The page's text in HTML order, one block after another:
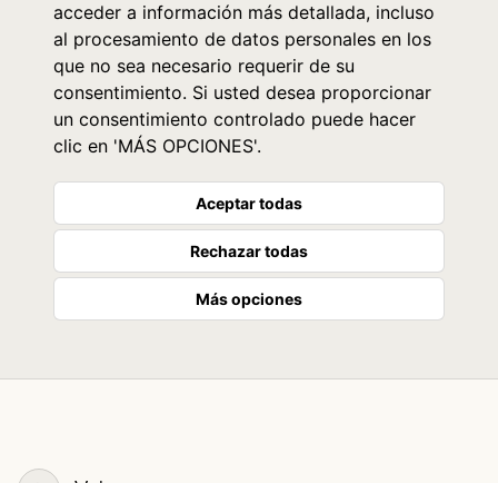
acceder a información más detallada, incluso
al procesamiento de datos personales en los
que no sea necesario requerir de su
consentimiento. Si usted desea proporcionar
un consentimiento controlado puede hacer
clic en 'MÁS OPCIONES'.
Aceptar todas
Rechazar todas
Más opciones